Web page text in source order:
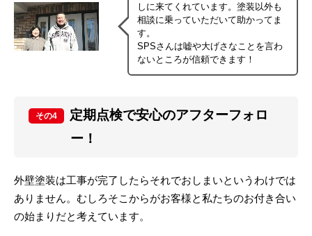
しに来てくれています。塗装以外も
相談に乗っていただいて助かってま
す。
SPSさんは嘘や大げさなことを言わ
ないところが信頼できます！
その4
定期点検で安心のアフターフォロ
ー！
外壁塗装は工事が完了したらそれでおしまいというわけでは
ありません。むしろそこからがお客様と私たちのお付き合い
の始まりだと考えています。